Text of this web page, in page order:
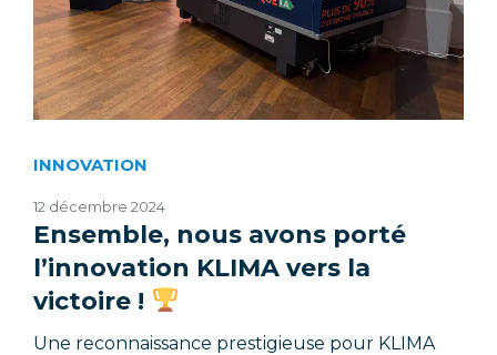
INNOVATION
12 décembre 2024
Ensemble, nous avons porté
l’innovation KLIMA vers la
victoire !
Une reconnaissance prestigieuse pour KLIMA